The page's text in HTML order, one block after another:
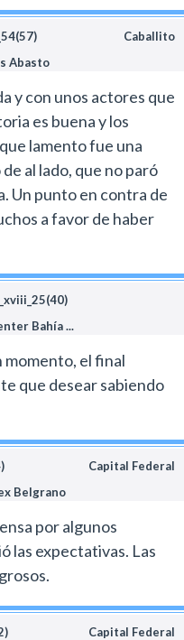
Caballito
Abasto
y con unos actores que
es buena y los
lamento fue una
al lado, que no paró
Un punto en contra de
a favor de haber
Bahía ...
momento, el final
que desear sabiendo
Capital Federal
Belgrano
por algunos
las expectativas. Las
Capital Federal